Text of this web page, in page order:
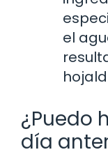
el
¿Puedo
día